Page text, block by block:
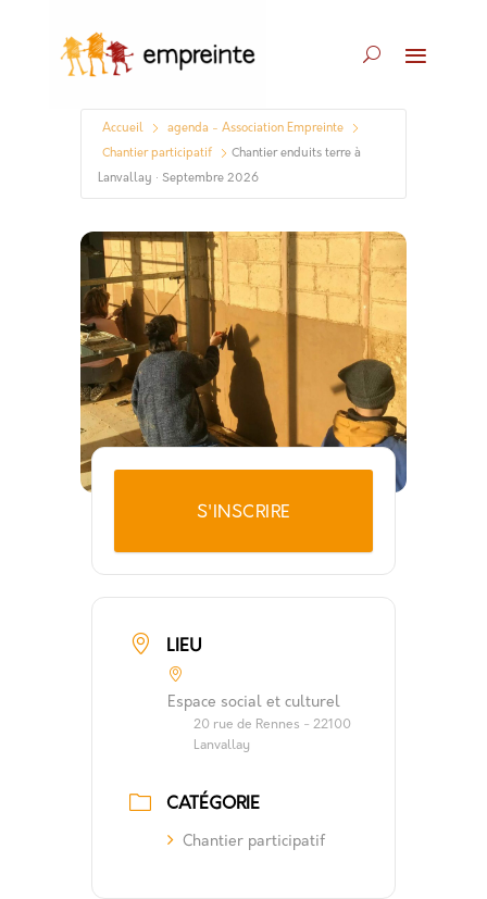
Accueil agenda - Association Empreinte
Chantier participatif Chantier enduits terre à
Lanvallay · Septembre 2026
S'INSCRIRE
LIEU
Espace social et culturel
20 rue de Rennes - 22100
Lanvallay
CATÉGORIE
Chantier participatif